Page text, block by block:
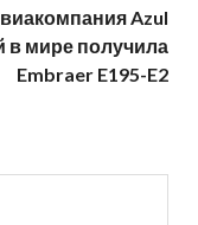
Azul
в мире получила
Embraer E195-E2